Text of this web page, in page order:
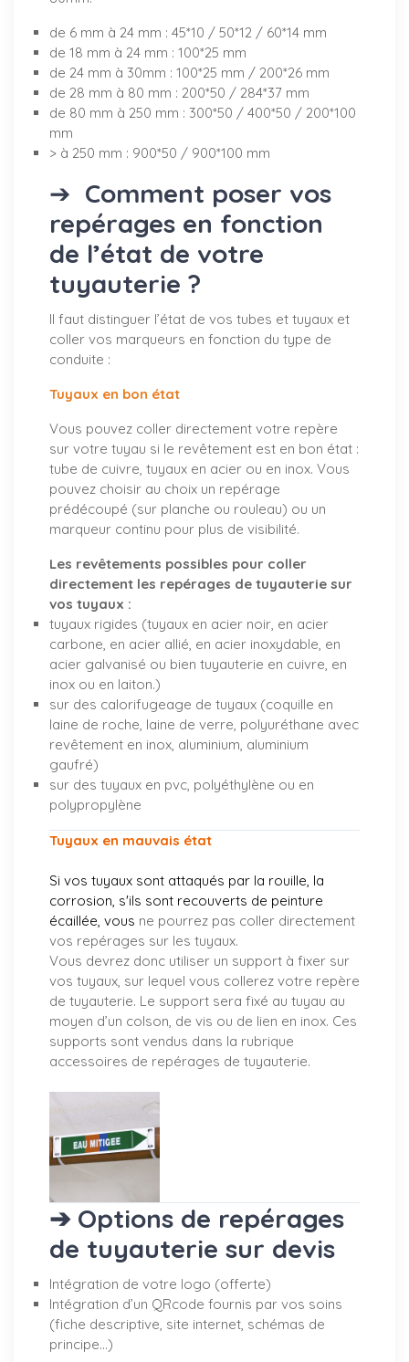
de 6 mm à 24 mm : 45*10 / 50*12 / 60*14 mm
de 18 mm à 24 mm : 100*25 mm
de 24 mm à 30mm : 100*25 mm / 200*26 mm
de 28 mm à 80 mm : 200*50 / 284*37 mm
de 80 mm à 250 mm : 300*50 / 400*50 / 200*100
mm
> à 250 mm : 900*50 / 900*100 mm
➔ Comment poser vos
repérages en fonction
de l’état de votre
tuyauterie ?
Il faut distinguer l’état de vos tubes et tuyaux et
coller vos marqueurs en fonction du type de
conduite :
Tuyaux en bon état
Vous pouvez coller directement votre repère
sur votre tuyau si le revêtement est en bon état :
tube de cuivre, tuyaux en acier ou en inox. Vous
pouvez choisir au choix un repérage
prédécoupé (sur planche ou rouleau) ou un
marqueur continu pour plus de visibilité.
Les revêtements possibles pour coller
directement les repérages de tuyauterie sur
vos tuyaux :
tuyaux rigides (tuyaux en acier noir, en acier
carbone, en acier allié, en acier inoxydable, en
acier galvanisé ou bien tuyauterie en cuivre, en
inox ou en laiton.)
sur des calorifugeage de tuyaux (coquille en
laine de roche, laine de verre, polyuréthane avec
revêtement en inox, aluminium, aluminium
gaufré)
sur des tuyaux en pvc, polyéthylène ou en
polypropylène
Tuyaux en mauvais état
Si vos tuyaux sont attaqués par la rouille, la
corrosion, s'ils sont recouverts de peinture
écaillée, vous ne pourrez pas coller directement
vos repérages sur les tuyaux.
Vous devrez donc utiliser un support à fixer sur
vos tuyaux, sur lequel vous collerez votre repère
de tuyauterie. Le support sera fixé au tuyau au
moyen d’un colson, de vis ou de lien en inox. Ces
supports sont vendus dans la rubrique
accessoires de repérages de tuyauterie.
➔ Options de repérages
de tuyauterie sur devis
Intégration de votre logo (offerte)
Intégration d’un QRcode fournis par vos soins
(fiche descriptive, site internet, schémas de
principe…)